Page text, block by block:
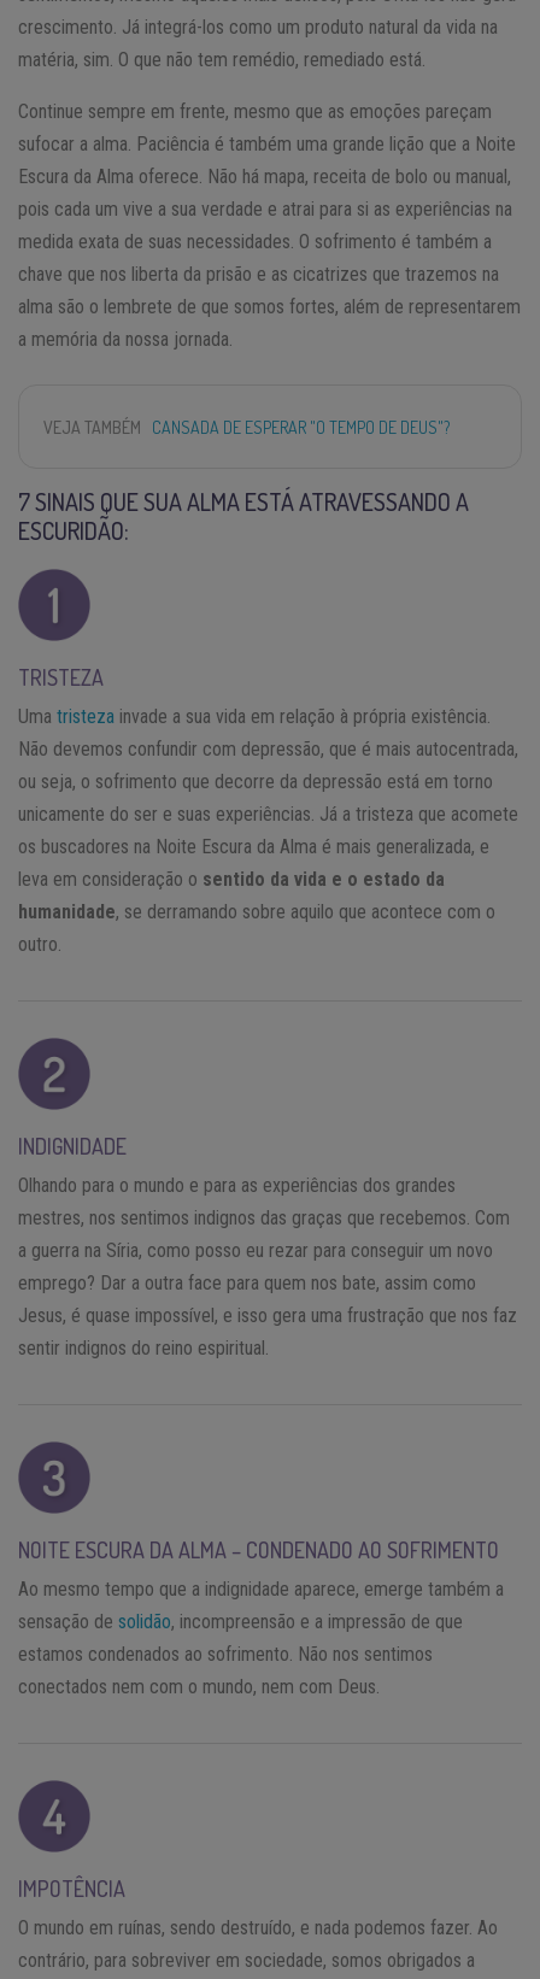
crescimento. Já integrá-los como um produto natural da vida na
matéria, sim. O que não tem remédio, remediado está.
Continue sempre em frente, mesmo que as emoções pareçam
sufocar a alma. Paciência é também uma grande lição que a Noite
Escura da Alma oferece. Não há mapa, receita de bolo ou manual,
pois cada um vive a sua verdade e atrai para si as experiências na
medida exata de suas necessidades. O sofrimento é também a
chave que nos liberta da prisão e as cicatrizes que trazemos na
alma são o lembrete de que somos fortes, além de representarem
a memória da nossa jornada.
VEJA TAMBÉM CANSADA DE ESPERAR "O TEMPO DE DEUS"?
7 SINAIS QUE SUA ALMA ESTÁ ATRAVESSANDO A
ESCURIDÃO:
TRISTEZA
Uma tristeza invade a sua vida em relação à própria existência.
Não devemos confundir com depressão, que é mais autocentrada,
ou seja, o sofrimento que decorre da depressão está em torno
unicamente do ser e suas experiências. Já a tristeza que acomete
os buscadores na Noite Escura da Alma é mais generalizada, e
leva em consideração o sentido da vida e o estado da
humanidade, se derramando sobre aquilo que acontece com o
outro.
INDIGNIDADE
Olhando para o mundo e para as experiências dos grandes
mestres, nos sentimos indignos das graças que recebemos. Com
a guerra na Síria, como posso eu rezar para conseguir um novo
emprego? Dar a outra face para quem nos bate, assim como
Jesus, é quase impossível, e isso gera uma frustração que nos faz
sentir indignos do reino espiritual.
NOITE ESCURA DA ALMA – CONDENADO AO SOFRIMENTO
Ao mesmo tempo que a indignidade aparece, emerge também a
sensação de solidão, incompreensão e a impressão de que
estamos condenados ao sofrimento. Não nos sentimos
conectados nem com o mundo, nem com Deus.
IMPOTÊNCIA
O mundo em ruínas, sendo destruído, e nada podemos fazer. Ao
contrário, para sobreviver em sociedade, somos obrigados a